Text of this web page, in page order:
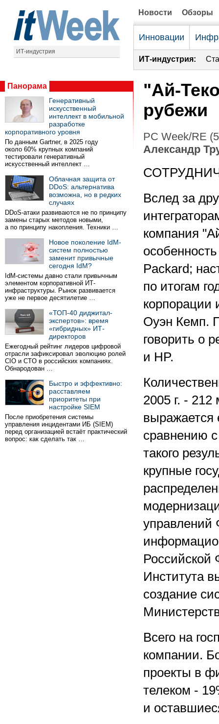
ИТ-индустрия
Новости Обзоры
Инновации
ИТ-индустрия:
Панорама
Генеративный
искусственный
интеллект в мобильной
разработке
корпоративного уровня
По данным Gartner, в 2025 году
около 60% крупных компаний
тестировали генеративный
искусственный интеллект …
Облачная защита от
DDoS: альтернатива
возможна, но в редких
случаях
DDoS-атаки развиваются не по принципу
замены старых методов новыми,
а по принципу накопления. Техники …
Новое поколение IdM-
систем полностью
заменит привычные
сегодня IdM?
IdM-системы давно стали привычным
элементом корпоративной ИТ-
инфраструктуры. Рынок развивается
уже не первое десятилетие …
«ТОП-40 диджитал-
экспертов»: время
«гибридных» ИТ-
директоров
Ежегодный рейтинг лидеров цифровой
отрасли зафиксировал эволюцию ролей
CIO и CTO в российских компаниях.
Обнародован …
Быстро и эффективно:
расставляем
приоритеты при
настройке SIEM
После приобретения системы
управления инцидентами ИБ (SIEM)
перед организацией встаёт практический
вопрос: как сделать так …
"Ай-
рубежи
PC Week/RE
Александр
Вслед за
компания
Packard;
по итогам
корпорации
Оуэн Кемп.
говорить о
и HP.
2005 г. -
выражается
сравнению
такого
крупные
управлений
Российской
Института
создание
Всего на
компании.
проекты в
телеком -
и